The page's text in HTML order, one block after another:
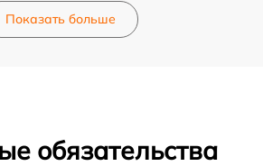
Показать больше
обязательства